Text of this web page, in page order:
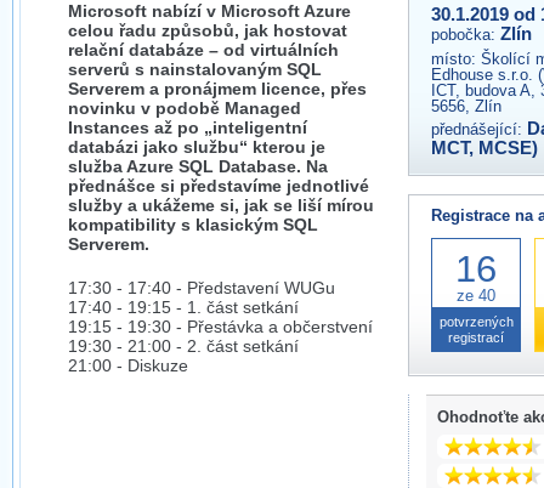
Microsoft nabízí v Microsoft Azure
celou řadu způsobů, jak hostovat
relační databáze – od virtuálních
serverů s nainstalovaným SQL
Serverem a pronájmem licence, přes
novinku v podobě Managed
Instances až po „inteligentní
databázi jako službu“ kterou je
služba Azure SQL Database. Na
přednášce si představíme jednotlivé
služby a ukážeme si, jak se liší mírou
kompatibility s klasickým SQL
Serverem.
17:30 - 17:40 - Představení WUGu
17:40 - 19:15 - 1. část setkání
19:15 - 19:30 - Přestávka a občerstvení
19:30 - 21:00 - 2. část setkání
21:00 - Diskuze
30.1.2019 od
pobočka: Zlín
místo: Školící
Edhouse s.r.o.
ICT, budova
5656, Zlín
přednášející:
MCT, MCSE)
Registrace na
16
ze 40
potvrzených
registrací
Ohodnoťte